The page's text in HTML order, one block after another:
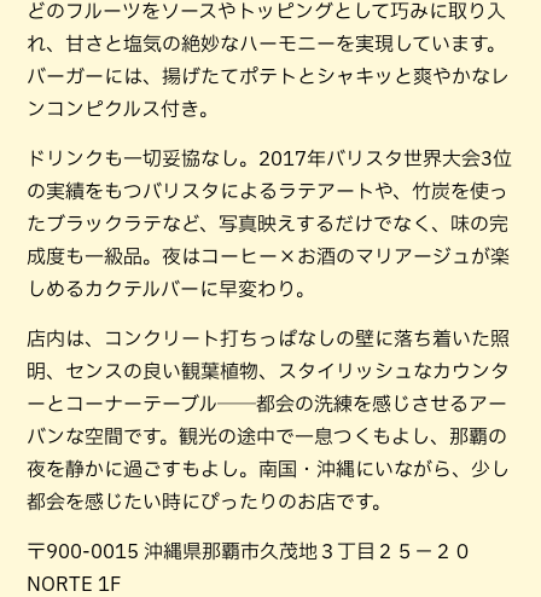
どのフルーツをソースやトッピングとして巧みに取り入
れ、甘さと塩気の絶妙なハーモニーを実現しています。
バーガーには、揚げたてポテトとシャキッと爽やかなレ
ンコンピクルス付き。
ドリンクも一切妥協なし。2017年バリスタ世界大会3位
の実績をもつバリスタによるラテアートや、竹炭を使っ
たブラックラテなど、写真映えするだけでなく、味の完
成度も一級品。夜はコーヒー×お酒のマリアージュが楽
しめるカクテルバーに早変わり。
店内は、コンクリート打ちっぱなしの壁に落ち着いた照
明、センスの良い観葉植物、スタイリッシュなカウンタ
ーとコーナーテーブル──都会の洗練を感じさせるアー
バンな空間です。観光の途中で一息つくもよし、那覇の
夜を静かに過ごすもよし。南国・沖縄にいながら、少し
都会を感じたい時にぴったりのお店です。
〒900-0015 沖縄県那覇市久茂地３丁目２５−２０
NORTE 1F